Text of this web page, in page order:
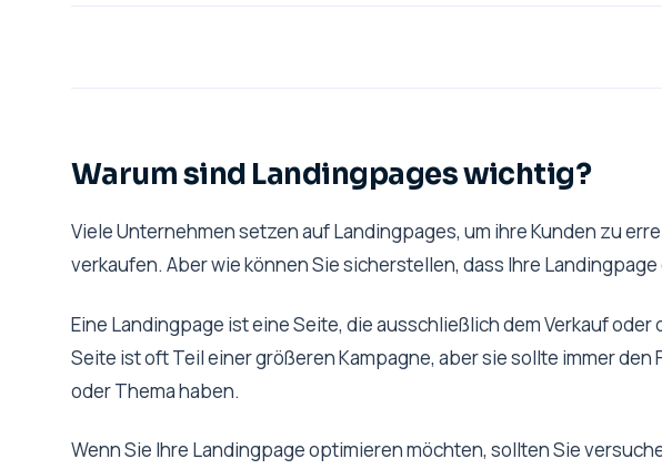
Warum sind Landingpages wichtig?
Viele Unternehmen setzen auf Landingpages, um ihre Kunden zu
verkaufen. Aber wie können Sie sicherstellen, dass Ihre
Eine Landingpage ist eine Seite, die ausschließlich dem Verkauf oder
Seite ist oft Teil einer größeren Kampagne, aber sie sollte immer den
oder Thema haben.
Wenn Sie Ihre Landingpage optimieren möchten, sollten Sie